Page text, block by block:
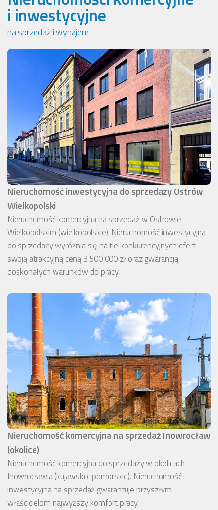
i inwestycyjne
na sprzedaż i wynajem
Nieruchomość inwestycyjna do sprzedaży Ostrów
Wielkopolski
Nieruchomość komercyjna na sprzedaż w Ostrowie
Wielkopolskim (wielkopolskie). Nieruchomość inwestycyjna
do sprzedaży wyróżnia się na tle konkurencyjnych ofert
swoją atrakcyjną ceną 3 500 000 zł oraz gwarancją
doskonałych warunków do pracy.
Nieruchomość komercyjna na sprzedaż Inowrocław
(okolice)
Nieruchomość komercyjna do sprzedaży w okolicach
Inowrocławia (kujawsko-pomorskie). Nieruchomość
inwestycyjna na sprzedaż gwarantuje przyszłym
właścicielom najwyższy komfort pracy.